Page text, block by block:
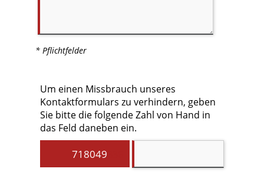
* Pflichtfelder
Um einen Missbrauch unseres
Kontaktformulars zu verhindern, geben
Sie bitte die folgende Zahl von Hand in
das Feld daneben ein.
718049